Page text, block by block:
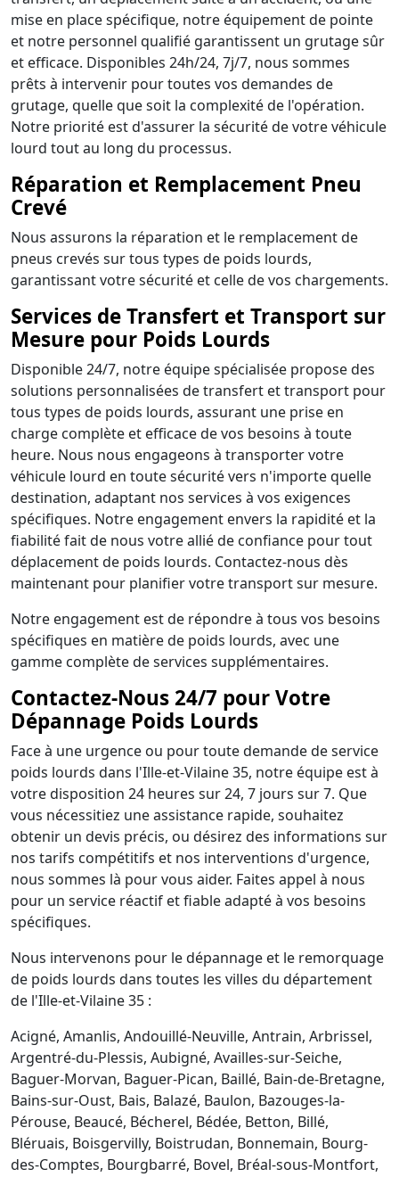
mise en place spécifique, notre équipement de pointe
et notre personnel qualifié garantissent un grutage sûr
et efficace. Disponibles 24h/24, 7j/7, nous sommes
prêts à intervenir pour toutes vos demandes de
grutage, quelle que soit la complexité de l'opération.
Notre priorité est d'assurer la sécurité de votre véhicule
lourd tout au long du processus.
Réparation et Remplacement Pneu
Crevé
Nous assurons la réparation et le remplacement de
pneus crevés sur tous types de poids lourds,
garantissant votre sécurité et celle de vos chargements.
Services de Transfert et Transport sur
Mesure pour Poids Lourds
Disponible 24/7, notre équipe spécialisée propose des
solutions personnalisées de transfert et transport pour
tous types de poids lourds, assurant une prise en
charge complète et efficace de vos besoins à toute
heure. Nous nous engageons à transporter votre
véhicule lourd en toute sécurité vers n'importe quelle
destination, adaptant nos services à vos exigences
spécifiques. Notre engagement envers la rapidité et la
fiabilité fait de nous votre allié de confiance pour tout
déplacement de poids lourds. Contactez-nous dès
maintenant pour planifier votre transport sur mesure.
Notre engagement est de répondre à tous vos besoins
spécifiques en matière de poids lourds, avec une
gamme complète de services supplémentaires.
Contactez-Nous 24/7 pour Votre
Dépannage Poids Lourds
Face à une urgence ou pour toute demande de service
poids lourds dans l'Ille-et-Vilaine 35, notre équipe est à
votre disposition 24 heures sur 24, 7 jours sur 7. Que
vous nécessitiez une assistance rapide, souhaitez
obtenir un devis précis, ou désirez des informations sur
nos tarifs compétitifs et nos interventions d'urgence,
nous sommes là pour vous aider. Faites appel à nous
pour un service réactif et fiable adapté à vos besoins
spécifiques.
Nous intervenons pour le dépannage et le remorquage
de poids lourds dans toutes les villes du département
de l'Ille-et-Vilaine 35 :
Acigné, Amanlis, Andouillé-Neuville, Antrain, Arbrissel,
Argentré-du-Plessis, Aubigné, Availles-sur-Seiche,
Baguer-Morvan, Baguer-Pican, Baillé, Bain-de-Bretagne,
Bains-sur-Oust, Bais, Balazé, Baulon, Bazouges-la-
Pérouse, Beaucé, Bécherel, Bédée, Betton, Billé,
Bléruais, Boisgervilly, Boistrudan, Bonnemain, Bourg-
des-Comptes, Bourgbarré, Bovel, Bréal-sous-Montfort,